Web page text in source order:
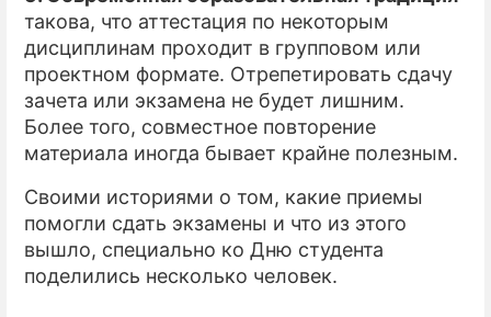
такова, что аттестация по некоторым
дисциплинам проходит в групповом или
проектном формате. Отрепетировать сдачу
зачета или экзамена не будет лишним.
Более того, совместное повторение
материала иногда бывает крайне полезным.
Своими историями о том, какие приемы
помогли сдать экзамены и что из этого
вышло, специально ко Дню студента
поделились несколько человек.